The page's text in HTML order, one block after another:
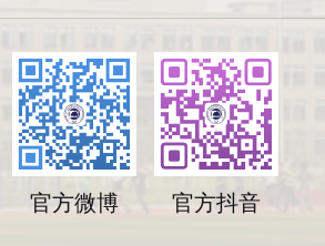
官方微博 官方抖音